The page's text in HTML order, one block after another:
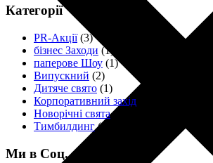
Категорії
PR-Акції(3)
бізнес Заходи (1)
паперове Шоу (1)
Випускний (2)
Дитяче свято (1)
Корпоративний захід
Новорічні свята(4)
Тимбилдинг(18)
Ми в Соц. мережах